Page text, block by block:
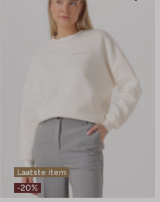
Laatste item
-20%